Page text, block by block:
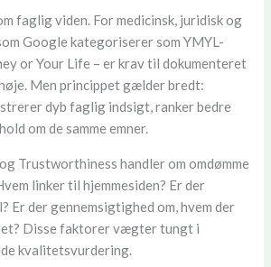
faglig viden. For medicinsk, juridisk og
Google kategoriserer som YMYL-
or Your Life – er krav til dokumenteret
Men princippet gælder bredt:
dyb faglig indsigt, ranker bedre
om de samme emner.
Trustworthiness handler om omdømme
linker til hjemmesiden? Er der
Er der gennemsigtighed om, hvem der
Disse faktorer vægter tungt i
kvalitetsvurdering.